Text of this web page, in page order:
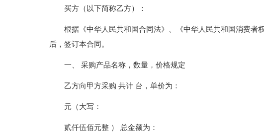
买方（以下简称乙方）：
根据《中华人民共和国合同法》、《中华人民共和国消费者
后，签订本合同。
一、 采购产品名称，数量，价格规定
乙方向甲方采购 共计 台，单价为：
元（大写：
贰仟伍佰元整 ） 总金额为：